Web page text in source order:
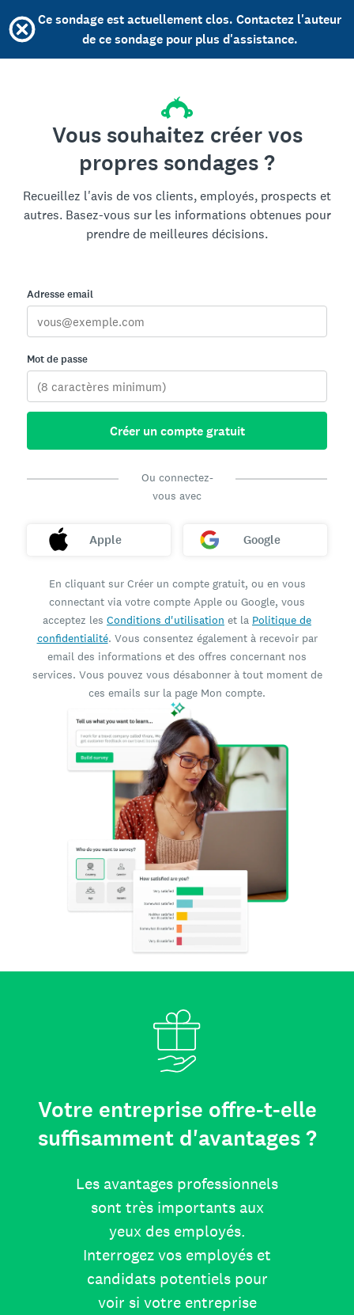
Ce sondage est actuellement clos. Contactez l'auteur
de ce sondage pour plus d'assistance.
Vous souhaitez créer vos
propres sondages ?
Recueillez l'avis de vos clients, employés, prospects et
autres. Basez-vous sur les informations obtenues pour
prendre de meilleures décisions.
Adresse email
Mot de passe
Créer un compte gratuit
Ou connectez-
vous avec
Apple Google
En cliquant sur Créer un compte gratuit, ou en vous
connectant via votre compte Apple ou Google, vous
acceptez les Conditions d'utilisation et la Politique de
confidentialité. Vous consentez également à recevoir par
email des informations et des offres concernant nos
services. Vous pouvez vous désabonner à tout moment de
ces emails sur la page Mon compte.
Votre entreprise offre-t-elle
suffisamment d'avantages ?
Les avantages professionnels
sont très importants aux
yeux des employés.
Interrogez vos employés et
candidats potentiels pour
voir si votre entreprise